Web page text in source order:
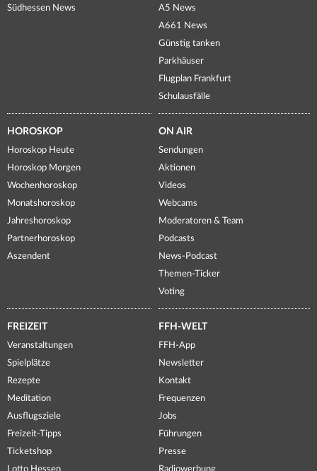
Südhessen News
A5 News
A661 News
Günstig tanken
Parkhäuser
Flugplan Frankfurt
Schulausfälle
HOROSKOP
Horoskop Heute
Horoskop Morgen
Wochenhoroskop
Monatshoroskop
Jahreshoroskop
Partnerhoroskop
Aszendent
ON AIR
Sendungen
Aktionen
Videos
Webcams
Moderatoren & Team
Podcasts
News-Podcast
Themen-Ticker
Voting
FREIZEIT
Veranstaltungen
Spielplätze
Rezepte
Meditation
Ausflugsziele
Freizeit-Tipps
Ticketshop
Lotto Hessen
FFH-WELT
FFH-App
Newsletter
Kontakt
Frequenzen
Jobs
Führungen
Presse
Radiowerbung